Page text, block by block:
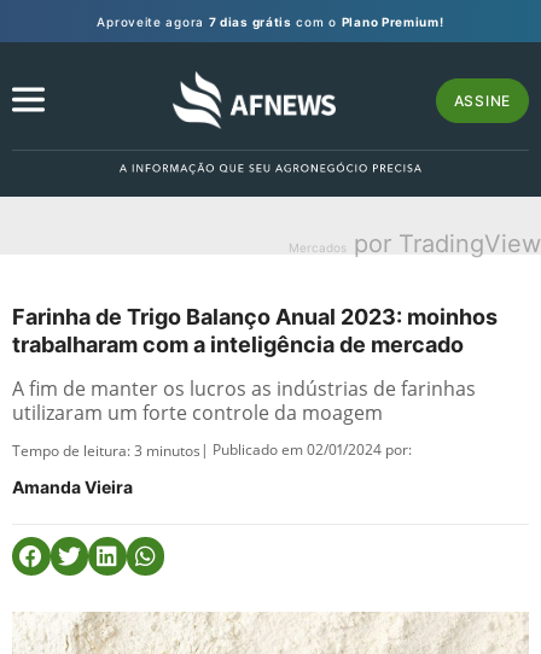
Aproveite agora 7 dias grátis com o Plano Premium!
ASSINE
Mercados por TradingView
Farinha de Trigo Balanço Anual 2023: moinhos
trabalharam com a inteligência de mercado
A fim de manter os lucros as indústrias de farinhas
utilizaram um forte controle da moagem
Tempo de leitura:3 minutos | Publicado em 02/01/2024 por:
Amanda Vieira